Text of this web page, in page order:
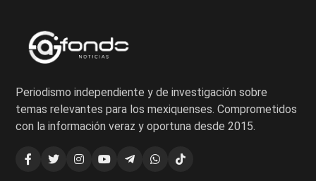
Periodismo independiente y de investigación sobre
temas relevantes para los mexiquenses. Comprometidos
con la información veraz y oportuna desde 2015.